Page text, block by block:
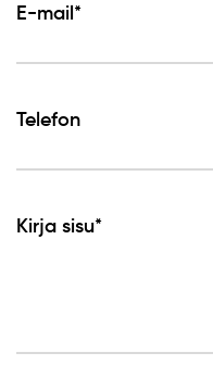
E-mail*
Telefon
Kirja sisu*